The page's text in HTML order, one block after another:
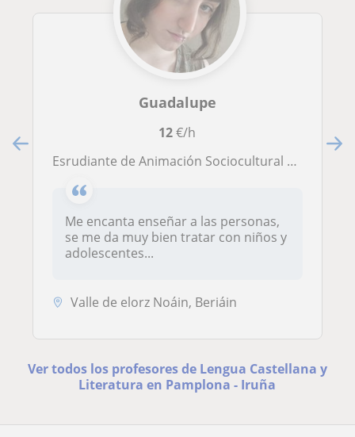
Guadalupe
12€/h
Esrudiante de Animación Sociocultural y Turística a la que se le daba muy bien la lengua castellana y la literatura, e inglés.
Me encanta enseñar a las personas,
se me da muy bien tratar con niños y
adolescentes...
Valle de elorz Noáin, Beriáin
Ver todos los profesores de Lengua Castellana y
Literatura en Pamplona - Iruña